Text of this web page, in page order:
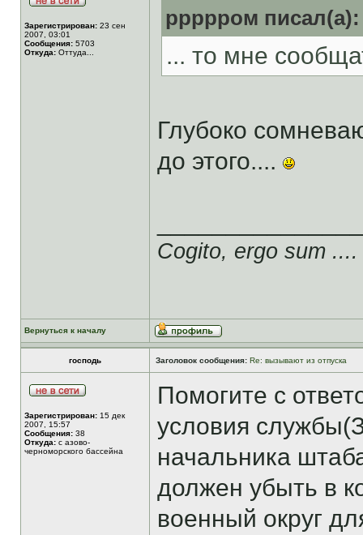
Зарегистрирован: 23 сен
2007, 03:01
Сообщения: 5703
Откуда: Оттуда...
ррррром писал(а):
... то мне
Глубоко
до этого....
Cogito, ergo sum ....
Вернуться к началу
господь Заголовок сообщения: Re: вызывают из отпуска
Зарегистрирован: 15 дек
2007, 15:57
Сообщения: 38
Откуда: с азово-
черноморского бассейна
Помогите с
условия
начальника
должен убыть в
военный округ